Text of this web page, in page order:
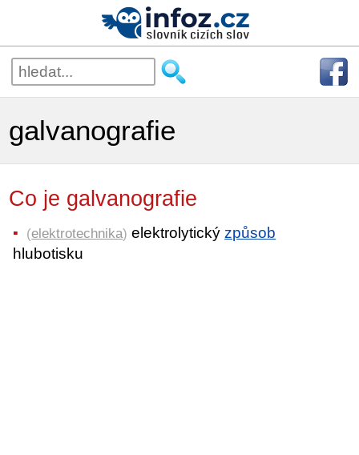
galvanografie
Co je galvanografie
(elektrotechnika) elektrolytickýzpůsob
hlubotisku